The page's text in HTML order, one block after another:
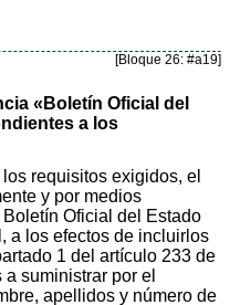
[Bloque 26: #a19]
«Boletín Oficial del
a los
requisitos exigidos, el
y por medios
Oficial del Estado
a los efectos de incluirlos
1 del artículo 233 de
suministrar por el
apellidos y número de